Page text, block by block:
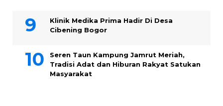
Klinik Medika Prima Hadir Di Desa
Cibening Bogor
Seren Taun Kampung Jamrut Meriah,
Tradisi Adat dan Hiburan Rakyat Satukan
Masyarakat